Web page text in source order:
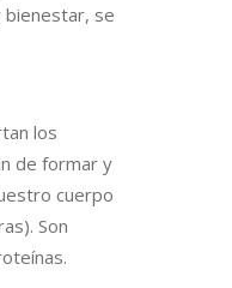
se
los
de formar y
cuerpo
Son